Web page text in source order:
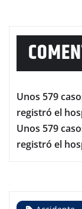
Unos 579
registró el
Unos 579
registró el